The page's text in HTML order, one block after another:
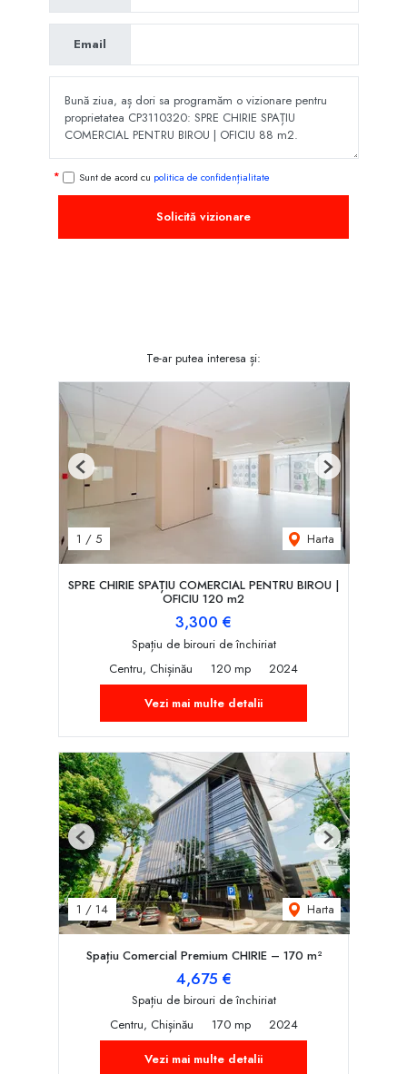
Email
Sunt de acord cu politica de confidențialitate
Solicită vizionare
Te-ar putea interesa și:
1 / 5 Harta
Previous Next
SPRE CHIRIE SPAȚIU COMERCIAL PENTRU BIROU |
OFICIU 120 m2
3,300 €
Spațiu de birouri de închiriat
Centru, Chișinău
120 mp
2024
Vezi mai multe detalii
1 / 14 Harta
Previous Next
Spațiu Comercial Premium CHIRIE – 170 m²
4,675 €
Spațiu de birouri de închiriat
Centru, Chișinău
170 mp
2024
Vezi mai multe detalii